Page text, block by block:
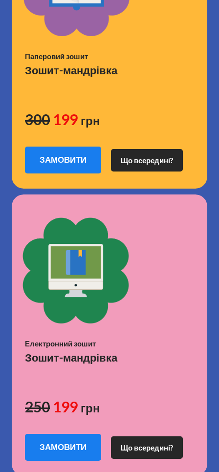
Паперовий зошит
Зошит-мандрівка
300 199 грн
ЗАМОВИТИ Що всередині?
Електронний зошит
Зошит-мандрівка
250 199 грн
ЗАМОВИТИ Що всередині?